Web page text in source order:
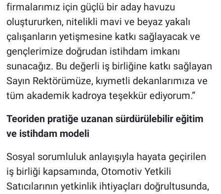
firmalarımız için güçlü bir aday havuzu
oluştururken, nitelikli mavi ve beyaz yakalı
çalışanların yetişmesine katkı sağlayacak ve
gençlerimize doğrudan istihdam imkanı
sunacağız. Bu değerli iş birliğine katkı sağlayan
Sayın Rektörümüze, kıymetli dekanlarımıza ve
tüm akademik kadroya teşekkür ediyorum.”
Teoriden pratiğe uzanan sürdürülebilir eğitim
ve istihdam modeli
Sosyal sorumluluk anlayışıyla hayata geçirilen
iş birliği kapsamında, Otomotiv Yetkili
Satıcılarının yetkinlik ihtiyaçları doğrultusunda,